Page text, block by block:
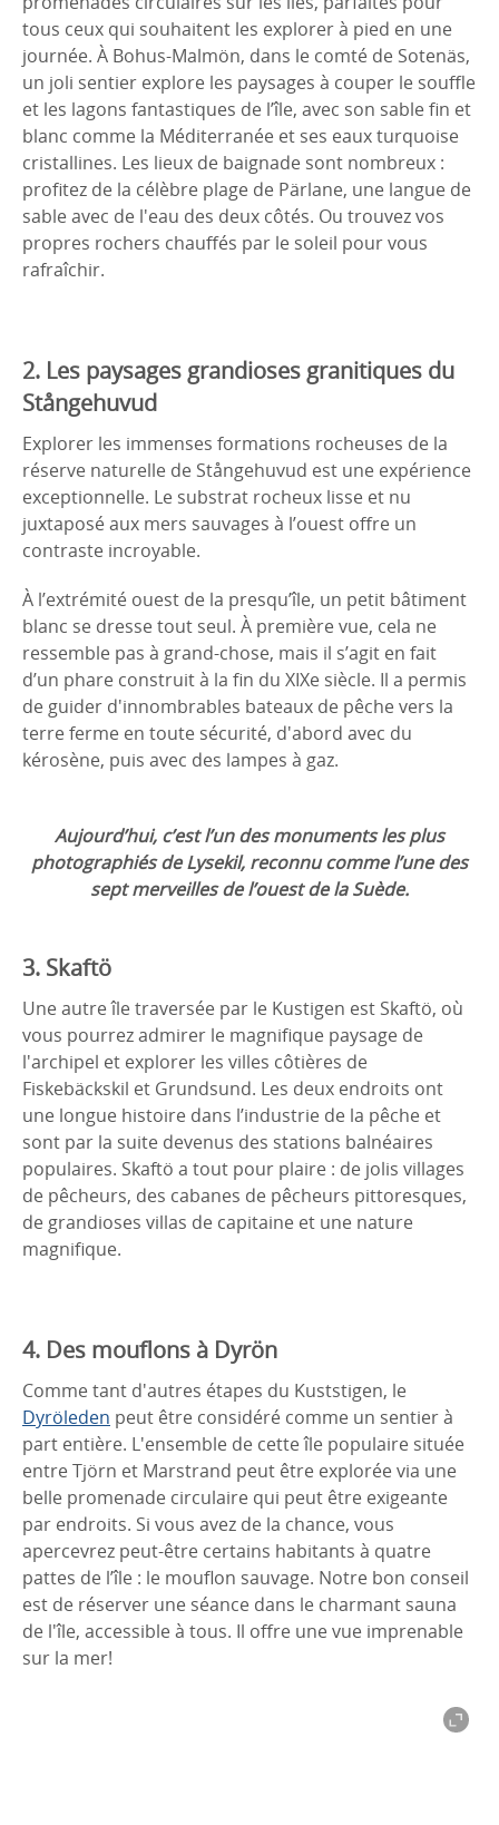
tous ceux qui souhaitent les explorer à pied en une
journée. À Bohus-Malmön, dans le comté de Sotenäs,
un joli sentier explore les paysages à couper le souffle
et les lagons fantastiques de l’île, avec son sable fin et
blanc comme la Méditerranée et ses eaux turquoise
cristallines. Les lieux de baignade sont nombreux :
profitez de la célèbre plage de Pärlane, une langue de
sable avec de l'eau des deux côtés. Ou trouvez vos
propres rochers chauffés par le soleil pour vous
rafraîchir.
2. Les paysages grandioses granitiques du
Stångehuvud
Explorer les immenses formations rocheuses de la
réserve naturelle de Stångehuvud est une expérience
exceptionnelle. Le substrat rocheux lisse et nu
juxtaposé aux mers sauvages à l’ouest offre un
contraste incroyable.
À l’extrémité ouest de la presqu’île, un petit bâtiment
blanc se dresse tout seul. À première vue, cela ne
ressemble pas à grand-chose, mais il s’agit en fait
d’un phare construit à la fin du XIXe siècle. Il a permis
de guider d'innombrables bateaux de pêche vers la
terre ferme en toute sécurité, d'abord avec du
kérosène, puis avec des lampes à gaz.
Aujourd’hui, c’est l’un des monuments les plus
photographiés de Lysekil, reconnu comme l’une des
sept merveilles de l’ouest de la Suède.
3. Skaftö
Une autre île traversée par le Kustigen est Skaftö, où
vous pourrez admirer le magnifique paysage de
l'archipel et explorer les villes côtières de
Fiskebäckskil et Grundsund. Les deux endroits ont
une longue histoire dans l’industrie de la pêche et
sont par la suite devenus des stations balnéaires
populaires. Skaftö a tout pour plaire : de jolis villages
de pêcheurs, des cabanes de pêcheurs pittoresques,
de grandioses villas de capitaine et une nature
magnifique.
4. Des mouflons à Dyrön
Comme tant d'autres étapes du Kuststigen, le
Dyröleden peut être considéré comme un sentier à
part entière. L'ensemble de cette île populaire située
entre Tjörn et Marstrand peut être explorée via une
belle promenade circulaire qui peut être exigeante
par endroits. Si vous avez de la chance, vous
apercevrez peut-être certains habitants à quatre
pattes de l’île : le mouflon sauvage. Notre bon conseil
est de réserver une séance dans le charmant sauna
de l'île, accessible à tous. Il offre une vue imprenable
sur la mer!